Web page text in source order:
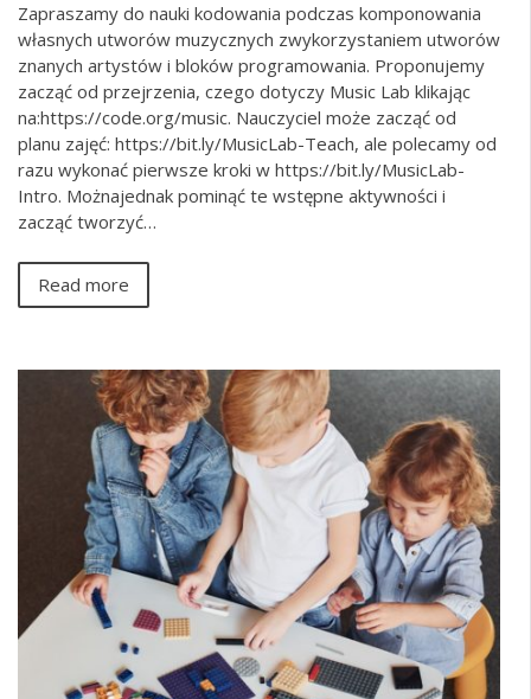
Zapraszamy do nauki kodowania podczas komponowania
własnych utworów muzycznych zwykorzystaniem utworów
znanych artystów i bloków programowania. Proponujemy
zacząć od przejrzenia, czego dotyczy Music Lab klikając
na:https://code.org/music. Nauczyciel może zacząć od
planu zajęć: https://bit.ly/MusicLab-Teach, ale polecamy od
razu wykonać pierwsze kroki w https://bit.ly/MusicLab-
Intro. Możnajednak pominąć te wstępne aktywności i
zacząć tworzyć…
Read more